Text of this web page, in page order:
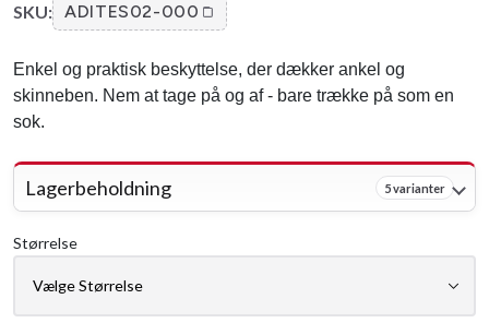
SKU: ADITES02-000
Enkel og praktisk beskyttelse, der dækker ankel og
skinneben. Nem at tage på og af - bare trække på som en
sok.
Lagerbeholdning 5 varianter
Størrelse